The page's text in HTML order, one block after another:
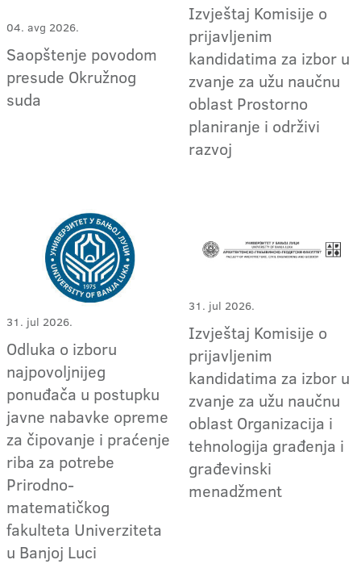
04. avg 2026.
Saopštenje povodom
presude Okružnog
suda
Izvještaj Komisije o
prijavljenim
kandidatima za izbor u
zvanje za užu naučnu
oblast Prostorno
planiranje i održivi
razvoj
31. jul 2026.
Odluka o izboru
najpovoljnijeg
ponuđača u postupku
javne nabavke opreme
za čipovanje i praćenje
riba za potrebe
Prirodno-
matematičkog
fakulteta Univerziteta
u Banjoj Luci
31. jul 2026.
Izvještaj Komisije o
prijavljenim
kandidatima za izbor u
zvanje za užu naučnu
oblast Organizacija i
tehnologija građenja i
građevinski
menadžment